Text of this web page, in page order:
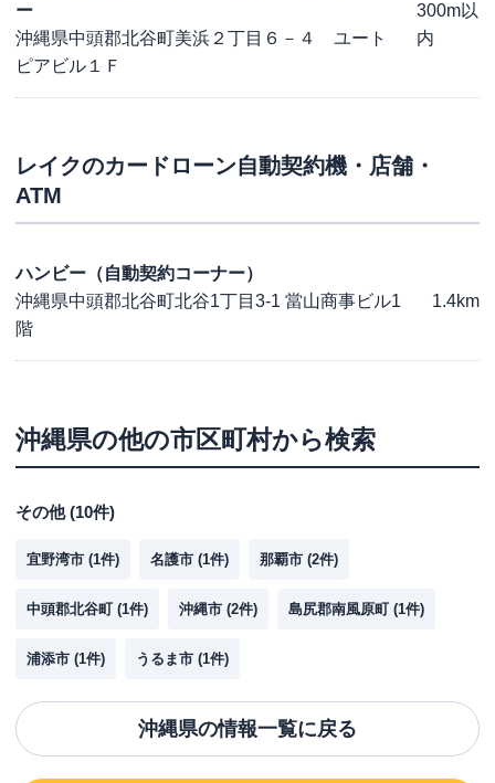
ー
沖縄県中頭郡北谷町美浜２丁目６－４ ユート
ピアビル１Ｆ
300m以
内
レイクのカードローン自動契約機・店舗・
ATM
ハンビー（自動契約コーナー）
沖縄県中頭郡北谷町北谷1丁目3-1 當山商事ビル1
階
1.4km
沖縄県の他の市区町村から検索
その他(10件)
宜野湾市 (1件) 名護市 (1件) 那覇市 (2件)
中頭郡北谷町 (1件) 沖縄市 (2件) 島尻郡南風原町 (1件)
浦添市 (1件) うるま市 (1件)
沖縄県の情報一覧に戻る